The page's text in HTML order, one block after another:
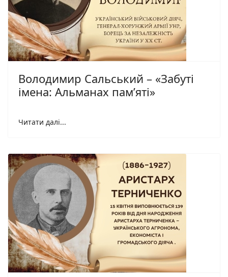
Володимир Сальський – «Забуті
імена: Альманах пам’яті»
Читати далі...